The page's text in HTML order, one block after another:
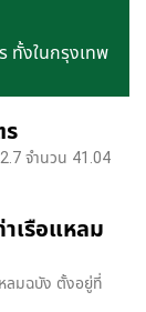
ทั้งในกรุงเทพ
ร
จำนวน 41.04
าเรือแหลม
ลมฉบัง ตั้งอยู่ที่